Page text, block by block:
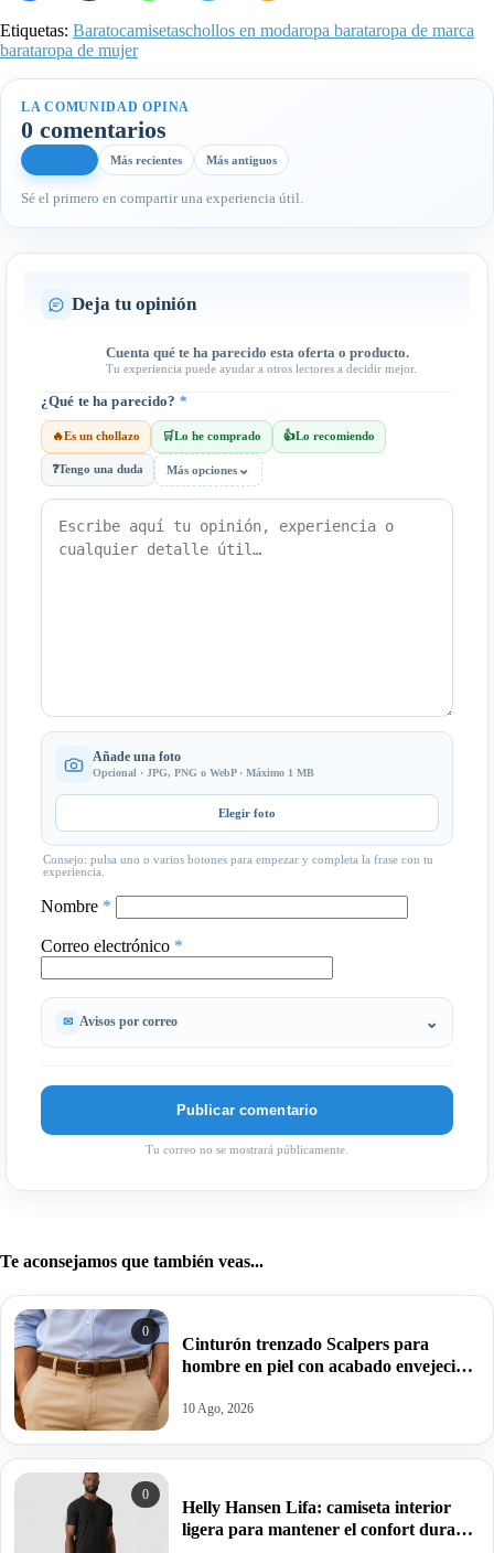
Etiquetas: Baratocamisetaschollos en modaropa barataropa de marca
barataropa de mujer
LA COMUNIDAD OPINA
0 comentarios
Más recientes Más antiguos
Sé el primero en compartir una experiencia útil.
Deja tu opinión
Cuenta qué te ha parecido esta oferta o producto.
Tu experiencia puede ayudar a otros lectores a decidir mejor.
¿Qué te ha parecido? *
🔥Es un chollazo 🛒Lo he comprado 👍Lo recomiendo
❓Tengo una duda Más opciones ⌄
Añade una foto
Opcional · JPG, PNG o WebP · Máximo 1 MB
Elegir foto
Consejo: pulsa uno o varios botones para empezar y completa la frase con tu
experiencia.
Nombre *
Correo electrónico *
Avisos por correo
Tu correo no se mostrará públicamente.
Te aconsejamos que también veas...
0
Cinturón trenzado Scalpers para
hombre en piel con acabado envejecido
10 Ago, 2026
0
Helly Hansen Lifa: camiseta interior
ligera para mantener el confort durante